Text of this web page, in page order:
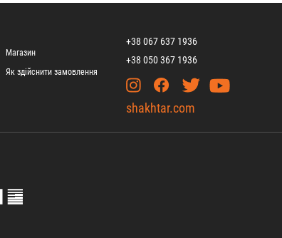
Магазин
Як здійснити замовлення
+38 067 637 1936
+38 050 367 1936
shakhtar.com